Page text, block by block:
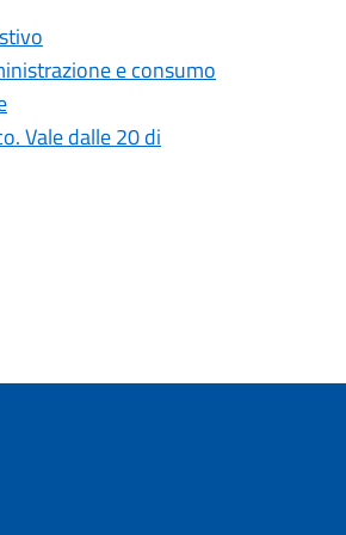
e consumo
Vale dalle 20 di